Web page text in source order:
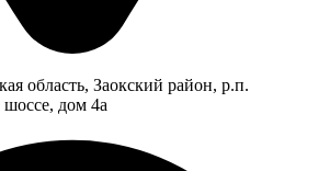
область, Заокский район, р.п.
шоссе, дом 4а